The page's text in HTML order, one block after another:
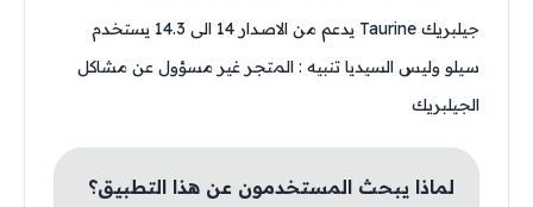
جيلبريك Taurine يدعم من الاصدار 14 الى 14.3 يستخدم
سيلو وليس السيديا تنبيه : المتجر غير مسؤول عن مشاكل
الجيلبريك
لماذا يبحث المستخدمون عن هذا التطبيق؟